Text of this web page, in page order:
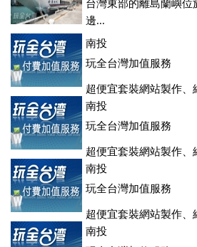
台灣東部的離島蘭嶼位
邊...
南投
玩全台灣加值服務
超便宜套裝網站製作、
登、訂房系統、客房委託旅行社銷售，
南投
玩全台灣加值服務
超便宜套裝網站製作、
登、訂房系統、客房委託旅行社銷售，
南投
玩全台灣加值服務
超便宜套裝網站製作、
登、訂房系統、客房委託旅行社銷售，
南投